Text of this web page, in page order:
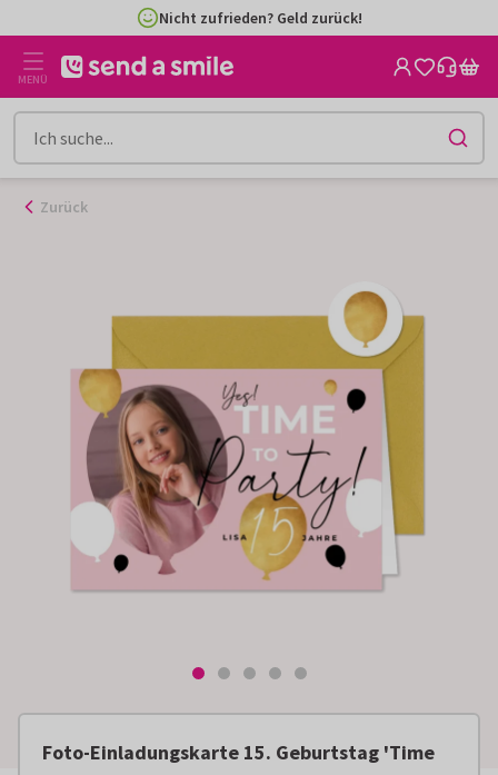
Inhalt
gehen
Nicht zufrieden? Geld zurück!
MENÜ
Zurück
Foto-Einladungskarte 15. Geburtstag 'Time